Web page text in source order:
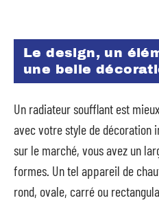
Le design, un
une belle
Un radiateur soufflant est
avec votre style de décoration
sur le marché, vous avez un
formes. Un tel appareil de
rond, ovale, carré ou